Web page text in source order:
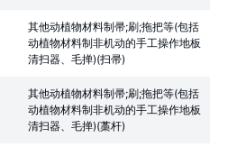
其他动植物材料制帚;刷;拖把等(包括
动植物材料制非机动的手工操作地板
清扫器、毛掸)(扫帚)
其他动植物材料制帚;刷;拖把等(包括
动植物材料制非机动的手工操作地板
清扫器、毛掸)(藁杆)